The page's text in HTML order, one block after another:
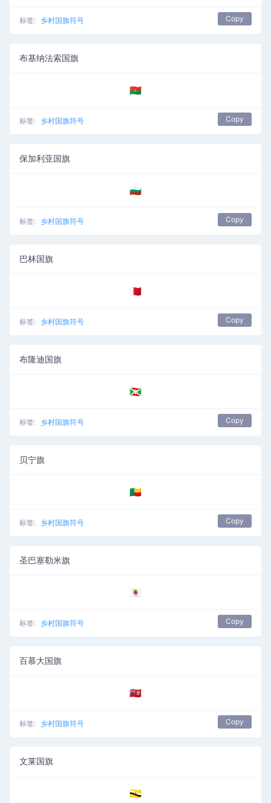
标签: 乡村国旗符号 Copy
布基纳法索国旗
🇧🇫
标签: 乡村国旗符号 Copy
保加利亚国旗
🇧🇬
标签: 乡村国旗符号 Copy
巴林国旗
🇧🇭
标签: 乡村国旗符号 Copy
布隆迪国旗
🇧🇮
标签: 乡村国旗符号 Copy
贝宁旗
🇧🇯
标签: 乡村国旗符号 Copy
圣巴塞勒米旗
🇧🇱
标签: 乡村国旗符号 Copy
百慕大国旗
🇧🇲
标签: 乡村国旗符号 Copy
文莱国旗
🇧🇳